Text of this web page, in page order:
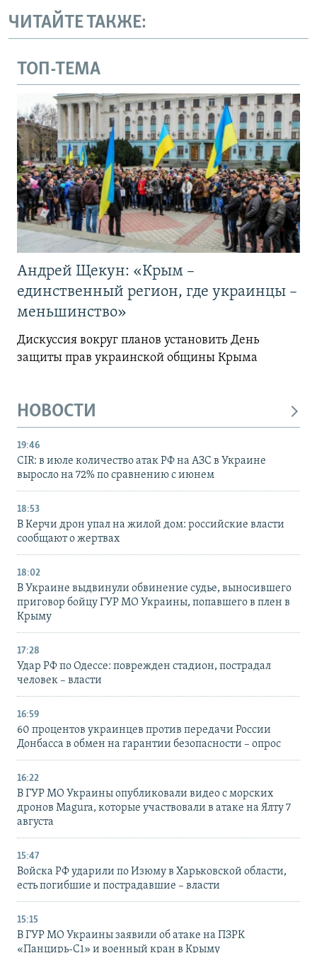
ЧИТАЙТЕ ТАКЖЕ:
ТОП-ТЕМА
Андрей Щекун: «Крым –
единственный регион, где украинцы –
меньшинство»
Дискуссия вокруг планов установить День
защиты прав украинской общины Крыма
НОВОСТИ
19:46
CIR: в июле количество атак РФ на АЗС в Украине
выросло на 72% по сравнению с июнем
18:53
В Керчи дрон упал на жилой дом: российские власти
сообщают о жертвах
18:02
В Украине выдвинули обвинение судье, выносившего
приговор бойцу ГУР МО Украины, попавшего в плен в
Крыму
17:28
Удар РФ по Одессе: поврежден стадион, пострадал
человек – власти
16:59
60 процентов украинцев против передачи России
Донбасса в обмен на гарантии безопасности – опрос
16:22
В ГУР МО Украины опубликовали видео с морских
дронов Magura, которые участвовали в атаке на Ялту 7
августа
15:47
Войска РФ ударили по Изюму в Харьковской области,
есть погибшие и пострадавшие – власти
15:15
В ГУР МО Украины заявили об атаке на ПЗРК
«Панцирь-С1» и военный кран в Крыму